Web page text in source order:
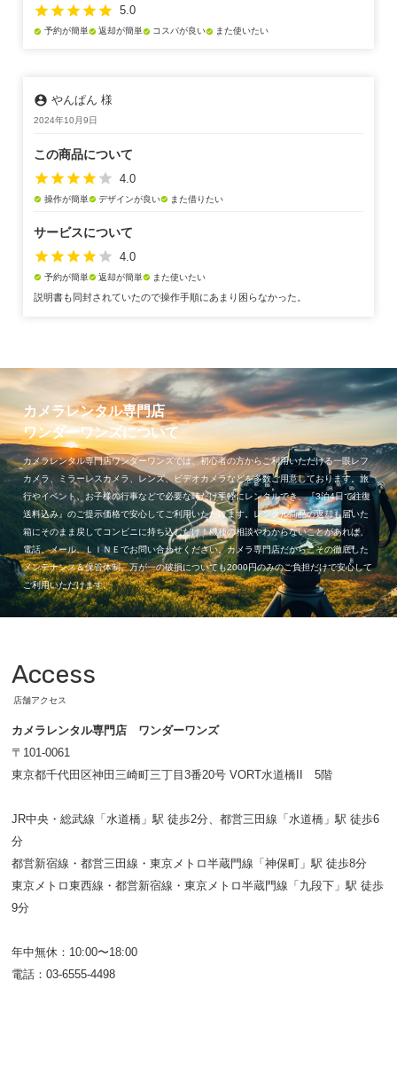
star star star star star 5.0
check_circle 予約が簡単check_circle 返却が簡単check_circle コスパが良いcheck_circle また使いたい
account_circle やんぱん 様
2024年10月9日
この商品について
star star star star star 4.0
check_circle 操作が簡単check_circle デザインが良いcheck_circle また借りたい
サービスについて
star star star star star 4.0
check_circle 予約が簡単check_circle 返却が簡単check_circle また使いたい
説明書も同封されていたので操作手順にあまり困らなかった。
カメラレンタル専門店
ワンダーワンズについて
カメラレンタル専門店ワンダーワンズでは、初心者の方からご利用いただける一眼レフ
カメラ、ミラーレスカメラ、レンズ、ビデオカメラなどを多数ご用意しております。旅
行やイベント、お子様の行事などで必要な時だけ手軽にレンタルでき、『3泊4日で往復
送料込み』のご提示価格で安心してご利用いただけます。レンタル商品の返却も届いた
箱にそのまま戻してコンビニに持ち込むだけ！機種の相談やわからないことがあれば、
電話、メール、ＬＩＮＥでお問い合わせください。カメラ専門店だからこその徹底した
メンテナンス＆保管体制。万が一の破損についても2000円のみのご負担だけで安心して
ご利用いただけます。
Access
店舗アクセス
カメラレンタル専門店 ワンダーワンズ
〒101-0061
東京都千代田区神田三崎町三丁目3番20号 VORT水道橋II 5階
JR中央・総武線「水道橋」駅 徒歩2分、都営三田線「水道橋」駅 徒歩6
分
都営新宿線・都営三田線・東京メトロ半蔵門線「神保町」駅 徒歩8分
東京メトロ東西線・都営新宿線・東京メトロ半蔵門線「九段下」駅 徒歩
9分
年中無休：10:00〜18:00
電話：03-6555-4498